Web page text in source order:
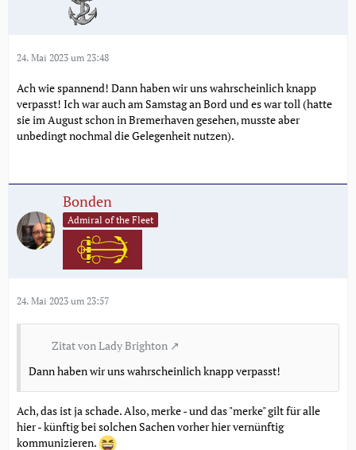
24. Mai 2023 um 23:48
Ach wie spannend! Dann haben wir uns wahrscheinlich knapp
verpasst! Ich war auch am Samstag an Bord und es war toll (hatte
sie im August schon in Bremerhaven gesehen, musste aber
unbedingt nochmal die Gelegenheit nutzen).
Bonden
Admiral of the Fleet
24. Mai 2023 um 23:57
Zitat von Lady Brighton
Dann haben wir uns wahrscheinlich knapp verpasst!
Ach, das ist ja schade. Also, merke - und das "merke" gilt für alle
hier - künftig bei solchen Sachen vorher hier vernünftig
kommunizieren.